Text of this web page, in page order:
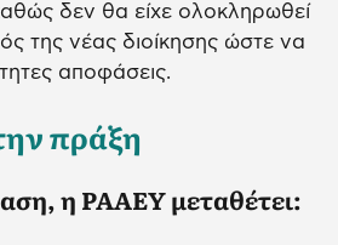
δεν θα είχε ολοκληρωθεί
της νέας διοίκησης ώστε να
αποφάσεις.
πράξη
η ΡΑΑΕΥ μεταθέτει: